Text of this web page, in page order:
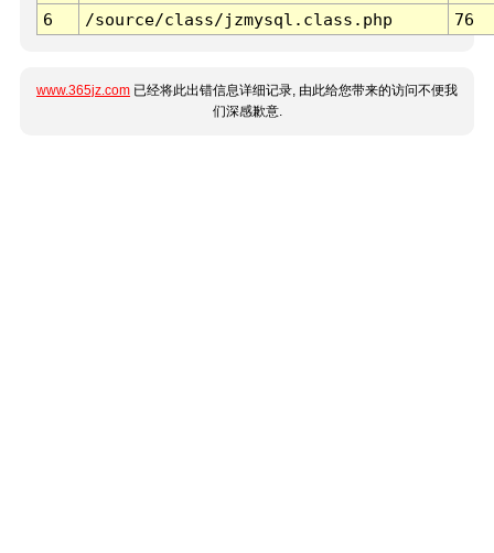
6
/source/class/jzmysql.class.php 76
www.365jz.com 已经将此出错信息详细记录, 由此给您带来的访问不便我
们深感歉意.